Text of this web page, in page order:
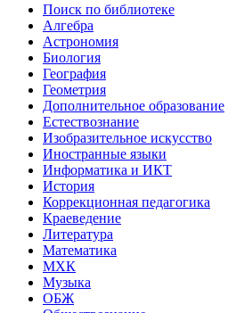
Поиск по библиотеке
Алгебра
Астрономия
Биология
География
Геометрия
Дополнительное образование
Естествознание
Изобразительное искусство
Иностранные языки
Информатика и ИКТ
История
Коррекционная педагогика
Краеведение
Литература
Математика
МХК
Музыка
ОБЖ